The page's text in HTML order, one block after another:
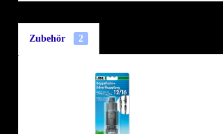
Zubehör 2